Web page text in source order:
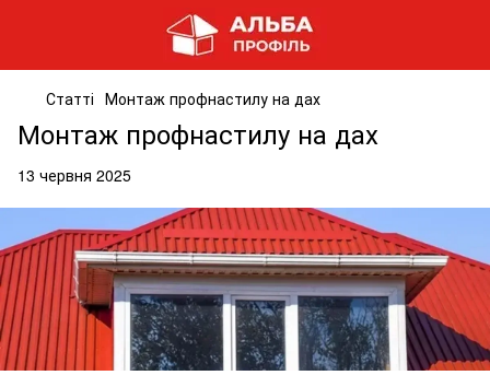
Статті Монтаж профнастилу на дах
Монтаж профнастилу на дах
13 червня 2025